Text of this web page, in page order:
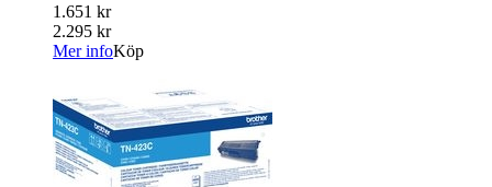
1.651 kr
2.295 kr
Mer infoKöp